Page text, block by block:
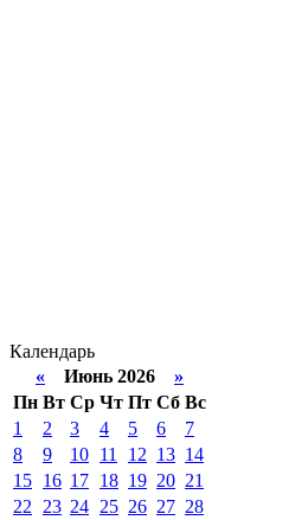
Календарь
« Июнь 2026 »
Пн Вт Ср Чт Пт Сб Вс
1
2 3 4 5 6
7
8
9 10 11 12 13 14
15 16 17 18 19 20 21
22
23 24 25 26 27 28